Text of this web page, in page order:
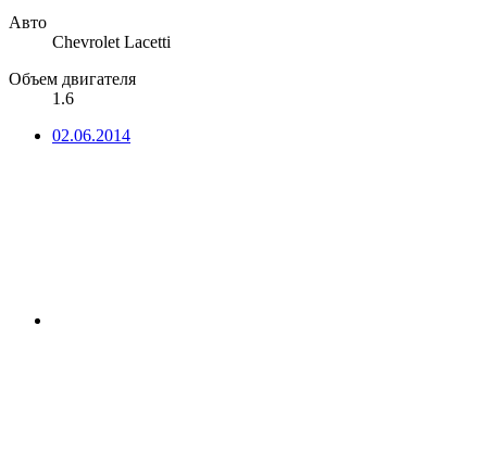
Авто
Chevrolet Lacetti
Объем двигателя
1.6
02.06.2014